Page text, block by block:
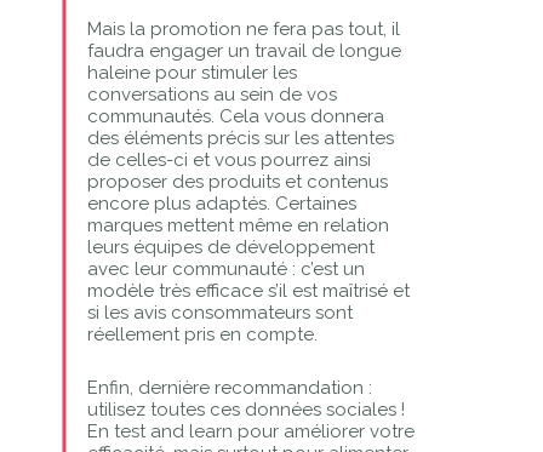
Mais la promotion ne fera pas tout, il
faudra engager un travail de longue
haleine pour stimuler les
conversations au sein de vos
communautés. Cela vous donnera
des éléments précis sur les attentes
de celles-ci et vous pourrez ainsi
proposer des produits et contenus
encore plus adaptés. Certaines
marques mettent même en relation
leurs équipes de développement
avec leur communauté : c’est un
modèle très efficace s’il est maîtrisé et
si les avis consommateurs sont
réellement pris en compte.
Enfin, dernière recommandation :
utilisez toutes ces données sociales !
En test and learn pour améliorer votre